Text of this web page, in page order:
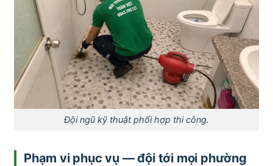
Đội ngũ kỹ thuật phối hợp thi công.
Phạm vi phục vụ — đội tới mọi phường